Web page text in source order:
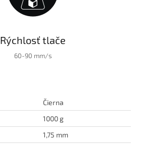
Rýchlosť tlače
60-90 mm/s
Čierna
1000 g
1,75 mm